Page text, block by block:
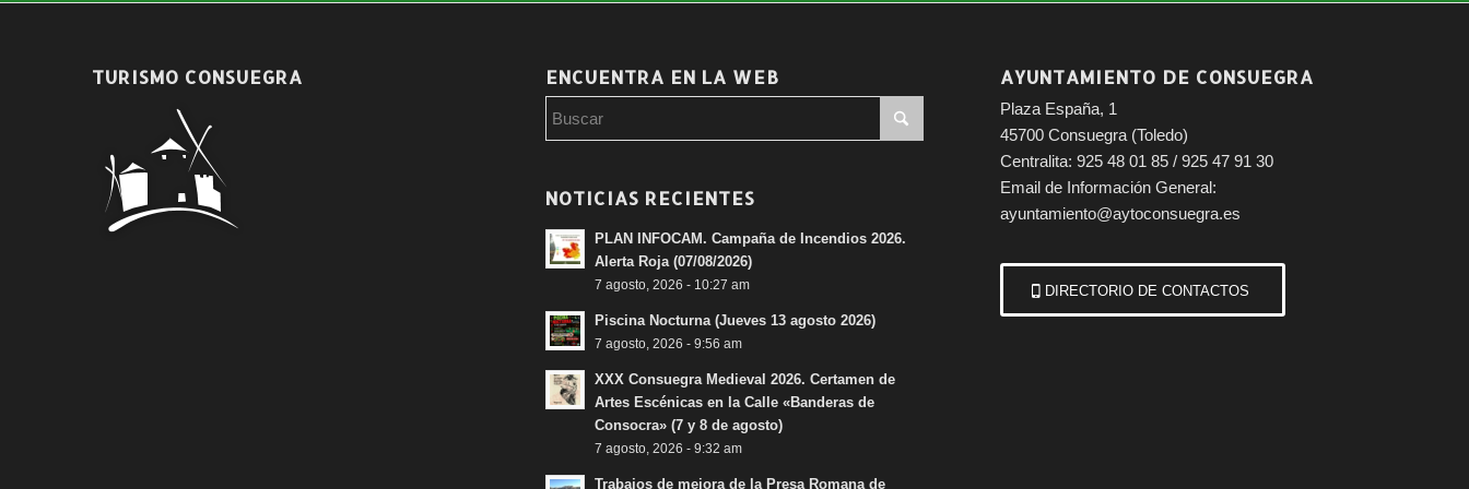
TURISMO CONSUEGRA ENCUENTRA EN LA WEB
NOTICIAS RECIENTES
PLAN INFOCAM. Campaña de Incendios 2026.
Alerta Roja (07/08/2026)
7 agosto, 2026 - 10:27 am
Piscina Nocturna (Jueves 13 agosto 2026)
7 agosto, 2026 - 9:56 am
XXX Consuegra Medieval 2026. Certamen de
Artes Escénicas en la Calle «Banderas de
Consocra» (7 y 8 de agosto)
7 agosto, 2026 - 9:32 am
Trabajos de mejora de la Presa Romana de
AYUNTAMIENTO DE CONSUEGRA
Plaza España, 1
45700 Consuegra (Toledo)
Centralita: 925 48 01 85 / 925 47 91 30
Email de Información General:
ayuntamiento@aytoconsuegra.es
DIRECTORIO DE CONTACTOS